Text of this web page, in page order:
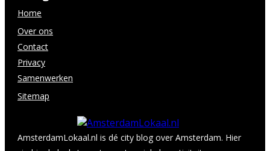
AmsterdamLokaal.nl is dé city blog over Amsterdam. Hier
Home
Over ons
Contact
Privacy
Samenwerken
Sitemap